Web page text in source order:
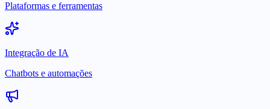
Plataformas e ferramentas
Integração de IA
Chatbots e automações